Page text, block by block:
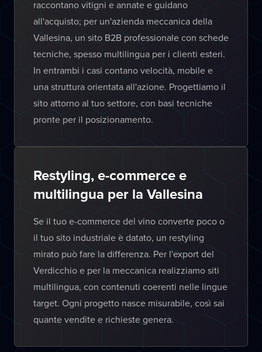
raccontano vitigni e annate e guidano
all'acquisto; per un'azienda meccanica della
Vallesina, un sito B2B professionale con schede
tecniche, spesso multilingua per i clienti esteri.
In entrambi i casi contano velocità, mobile e
una struttura orientata all'azione. Progettiamo il
sito attorno al tuo settore, con basi tecniche
pronte per il posizionamento.
Restyling, e-commerce e
multilingua per la Vallesina
Se il tuo e-commerce del vino converte poco o
il tuo sito industriale è datato, un restyling
mirato può fare la differenza. Per l'export del
Verdicchio e per la meccanica realizziamo siti
multilingua, con contenuti coerenti nelle lingue
target. Ogni progetto nasce misurabile, così sai
quante vendite e richieste genera.